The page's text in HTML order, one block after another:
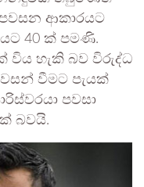
ආකාරයට
40 ක් පමණි.
විය හැකි බව විරුද්ධ
වීමට පැයක්
පවසා
බවයි.